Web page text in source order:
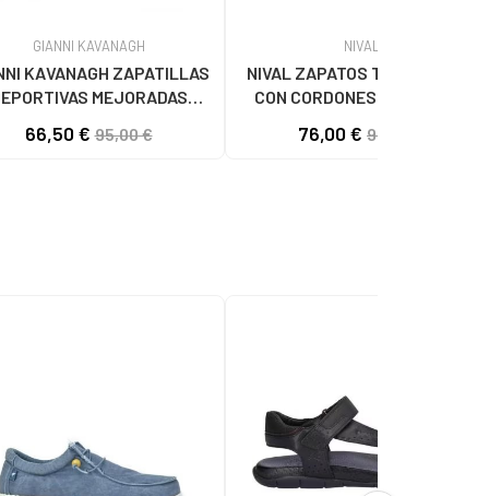
GIANNI KAVANAGH
KAVANAGH ZAPATILLAS
MEJORADAS
66,50 €95,00 €
NIVAL
NIVAL ZAPATOS TIPO OXFORD
CON CORDONES Y TEXTURA
76,00 € 95,00 €